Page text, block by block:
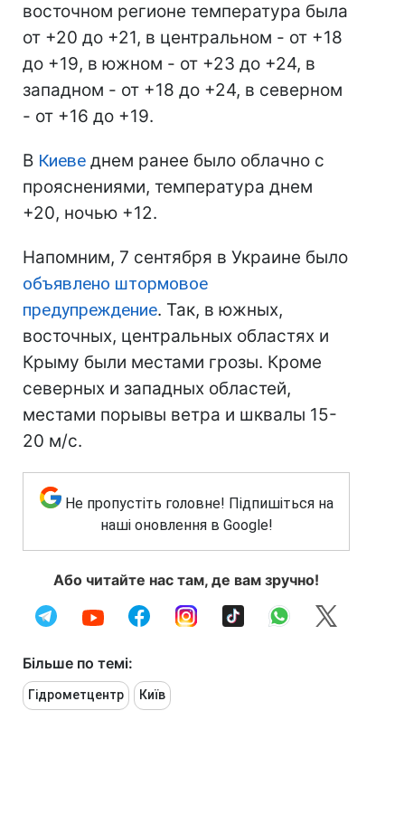
восточном регионе температура была
от +20 до +21, в центральном - от +18
до +19, в южном - от +23 до +24, в
западном - от +18 до +24, в северном
- от +16 до +19.
В Киеве днем ранее было облачно с
прояснениями, температура днем
+20, ночью +12.
Напомним, 7 сентября в Украине было
объявлено штормовое
предупреждение. Так, в южных,
восточных, центральных областях и
Крыму были местами грозы. Кроме
северных и западных областей,
местами порывы ветра и шквалы 15-
20 м/с.
Не пропустіть головне! Підпишіться на
наші оновлення в Google!
Або читайте нас там, де вам зручно!
Більше по темі:
Гідрометцентр Київ